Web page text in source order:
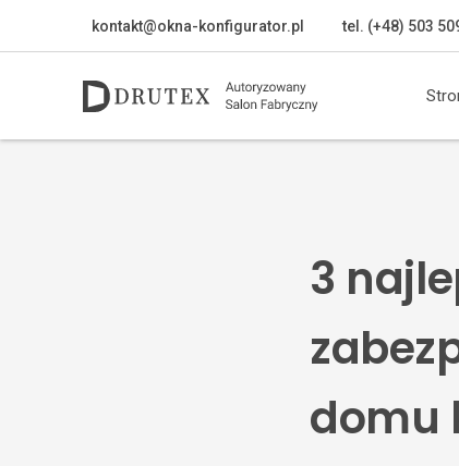
kontakt@okna-konfigurator.pl tel. (+48) 503
3
domu